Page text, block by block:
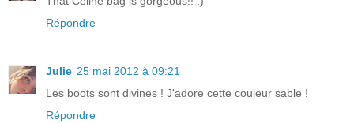
Répondre
Julie 25 mai 2012 à 09:21
Les boots sont divines ! J'adore cette couleur sable !
Répondre